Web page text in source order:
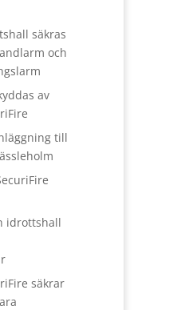
säkras
och
av
till
idrottshall
säkrar